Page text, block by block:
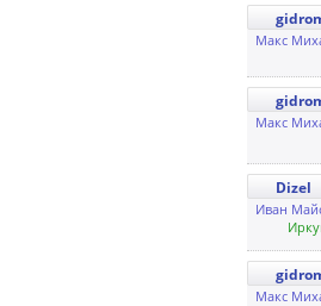
Макс
Макс
Dizel
Иван
Макс